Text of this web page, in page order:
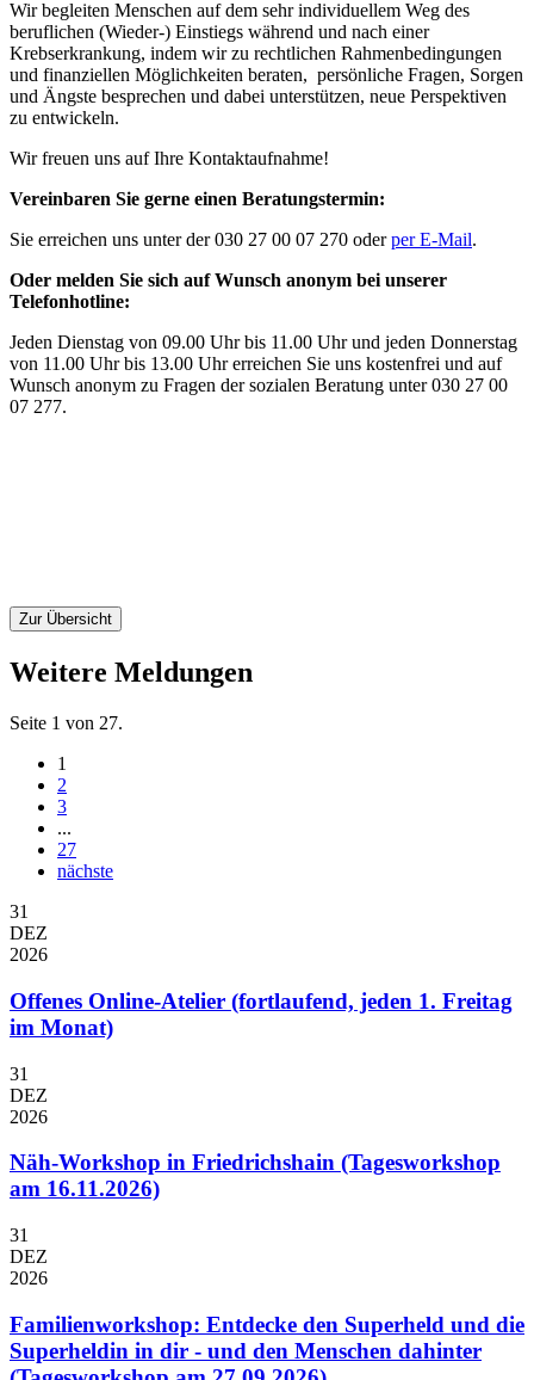
Wir begleiten Menschen auf dem sehr individuellem Weg des
beruflichen (Wieder-) Einstiegs während und nach einer
Krebserkrankung, indem wir zu rechtlichen Rahmenbedingungen
und finanziellen Möglichkeiten beraten, persönliche Fragen, Sorgen
und Ängste besprechen und dabei unterstützen, neue Perspektiven
zu entwickeln.
Wir freuen uns auf Ihre Kontaktaufnahme!
Vereinbaren Sie gerne einen Beratungstermin:
Sie erreichen uns unter der 030 27 00 07 270 oderper E-Mail.
Oder melden Sie sich auf Wunsch anonym bei unserer
Telefonhotline:
Jeden Dienstag von 09.00 Uhr bis 11.00 Uhr und jeden Donnerstag
von 11.00 Uhr bis 13.00 Uhr erreichen Sie uns kostenfrei und auf
Wunsch anonym zu Fragen der sozialen Beratung unter 030 27 00
07 277.
Zur Übersicht
Weitere Meldungen
Seite 1 von 27.
1
2
3
...
27
nächste
31
DEZ
2026
Offenes Online-Atelier (fortlaufend, jeden 1. Freitag
im Monat)
31
DEZ
2026
Näh-Workshop in Friedrichshain (Tagesworkshop
am 16.11.2026)
31
DEZ
2026
Familienworkshop: Entdecke den Superheld und die
Superheldin in dir - und den Menschen dahinter